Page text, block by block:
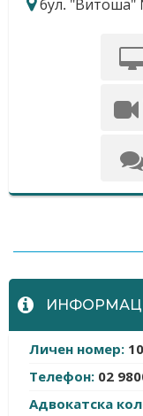
бул. "Витоша"
Личен номер:
Телефон: 02
Адвокатска